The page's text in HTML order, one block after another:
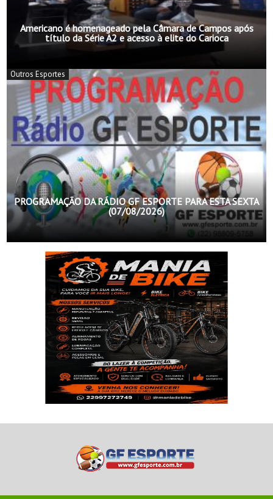
Americano é homenageado pela Câmara de Campos após
título da Série A2 e acesso à elite do Carioca
Outros Esportes
PROGRAMAÇÃO DA RÁDIO GF ESPORTE PARA ESTA SEXTA
(07/08/2026)